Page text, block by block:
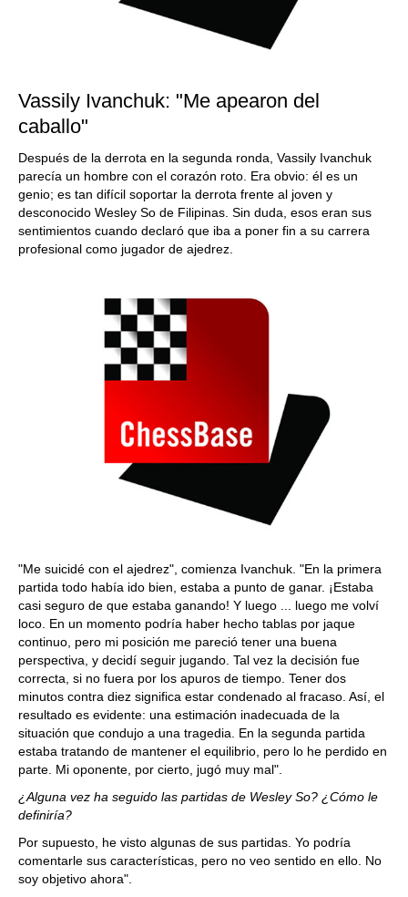
Vassily Ivanchuk: "Me apearon del
caballo"
Después de la derrota en la segunda ronda, Vassily Ivanchuk
parecía un hombre con el corazón roto. Era obvio: él es un
genio; es tan difícil soportar la derrota frente al joven y
desconocido Wesley So de Filipinas. Sin duda, esos eran sus
sentimientos cuando declaró que iba a poner fin a su carrera
profesional como jugador de ajedrez.
"Me suicidé con el ajedrez", comienza Ivanchuk. "En la primera
partida todo había ido bien, estaba a punto de ganar. ¡Estaba
casi seguro de que estaba ganando! Y luego ... luego me volví
loco. En un momento podría haber hecho tablas por jaque
continuo, pero mi posición me pareció tener una buena
perspectiva, y decidí seguir jugando. Tal vez la decisión fue
correcta, si no fuera por los apuros de tiempo. Tener dos
minutos contra diez significa estar condenado al fracaso. Así, el
resultado es evidente: una estimación inadecuada de la
situación que condujo a una tragedia. En la segunda partida
estaba tratando de mantener el equilibrio, pero lo he perdido en
parte. Mi oponente, por cierto, jugó muy mal".
¿Alguna vez ha seguido las partidas de Wesley So? ¿Cómo le
definiría?
Por supuesto, he visto algunas de sus partidas. Yo podría
comentarle sus características, pero no veo sentido en ello. No
soy objetivo ahora".